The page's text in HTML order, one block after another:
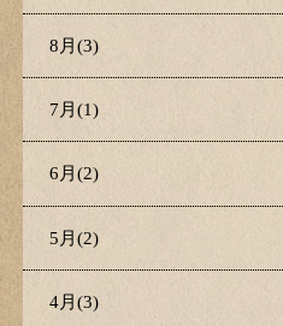
8月(3)
7月(1)
6月(2)
5月(2)
4月(3)